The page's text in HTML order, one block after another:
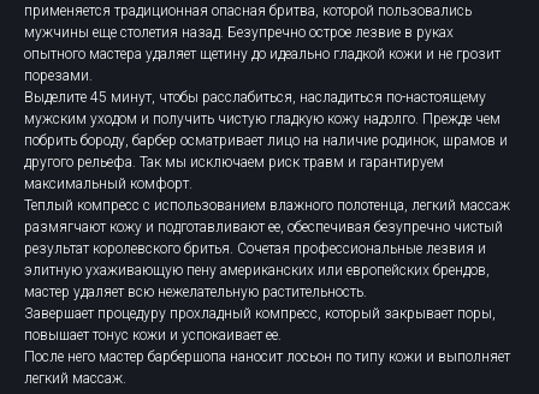
применяется традиционная опасная бритва, которой пользовались
мужчины еще столетия назад. Безупречно острое лезвие в руках
опытного мастера удаляет щетину до идеально гладкой кожи и не грозит
порезами.
Выделите 45 минут, чтобы расслабиться, насладиться по-настоящему
мужским уходом и получить чистую гладкую кожу надолго. Прежде чем
побрить бороду, барбер осматривает лицо на наличие родинок, шрамов и
другого рельефа. Так мы исключаем риск травм и гарантируем
максимальный комфорт.
Теплый компресс с использованием влажного полотенца, легкий массаж
размягчают кожу и подготавливают ее, обеспечивая безупречно чистый
результат королевского бритья. Сочетая профессиональные лезвия и
элитную ухаживающую пену американских или европейских брендов,
мастер удаляет всю нежелательную растительность.
Завершает процедуру прохладный компресс, который закрывает поры,
повышает тонус кожи и успокаивает ее.
После него мастер барбершопа наносит лосьон по типу кожи и выполняет
легкий массаж.